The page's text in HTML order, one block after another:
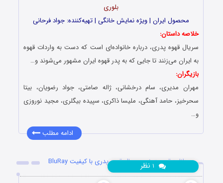
بلوری
محصول ایران | ویژه نمایش خانگی | تهیه‌کننده: جواد فرحانی
خلاصه داستان:
سریال قهوه پدری، درباره خانواده‌‌ای است که دست به واردات قهوه
به ایران می‌‌زنند تا جایی که به پدر قهوه ایران مشهور می‌‌شوند و…
بازیگران:
مهران مدیری، سام درخشانی، ژاله صامتی، جواد رضویان، بیتا
سحرخیز، حامد آهنگی، ملیسا ذاکری، سپیده بیگلری، مجید نوروزی
و…
ادامه مطلب
دانلود قسمت نهم سریال قهوه پدری با کیفیت BluRay
نظر